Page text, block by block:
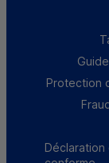
Protection
Déclaration